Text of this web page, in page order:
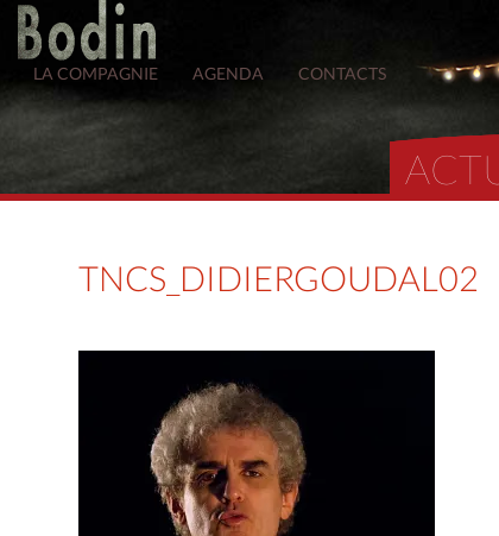
LA COMPAGNIE AGENDA CONTACTS
TNCS_DIDIERGOUDAL02